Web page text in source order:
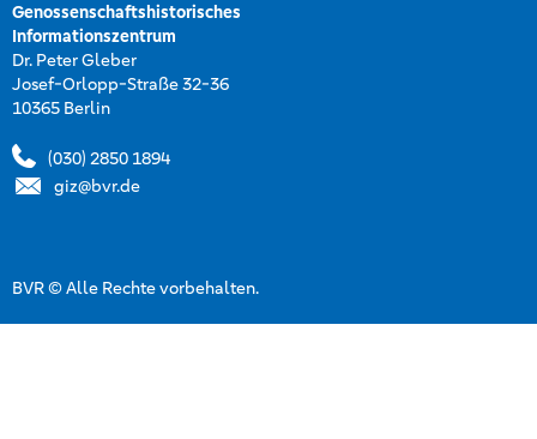
Genossenschaftshistorisches
Informationszentrum
Dr. Peter Gleber
Josef-Orlopp-Straße 32-36
10365 Berlin
(030) 2850 1894
giz@bvr.de
BVR © Alle Rechte vorbehalten.